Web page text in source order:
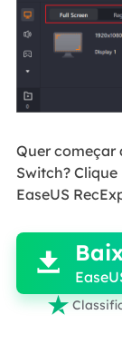
Quer começar
Switch?
EaseUS


